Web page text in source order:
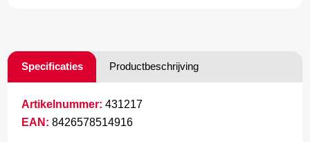
Specificaties Productbeschrijving
Artikelnummer: 431217
EAN: 8426578514916